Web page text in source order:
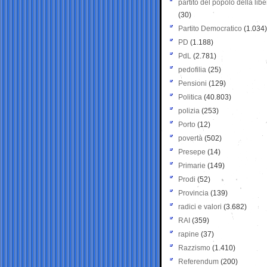
partito del popolo della
(30)
Partito Democratico (1.034)
PD (1.188)
PdL (2.781)
pedofilia (25)
Pensioni (129)
Politica (40.803)
polizia (253)
Porto (12)
povertà (502)
Presepe (14)
Primarie (149)
Prodi (52)
Provincia (139)
radici e valori (3.682)
RAI (359)
rapine (37)
Razzismo (1.410)
Referendum (200)